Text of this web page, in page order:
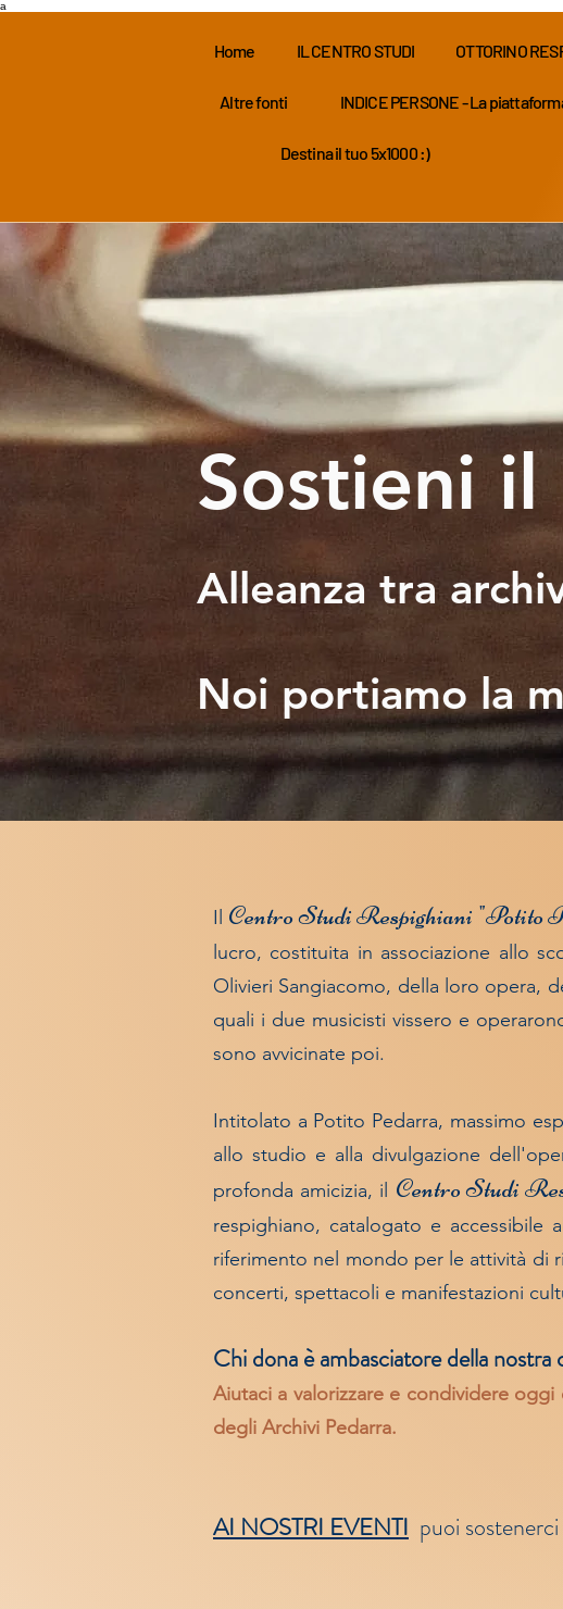
a
Home IL CENTRO STUDI OTTORINO
Altre fonti INDICE PERSONE - La
Destina il tuo 5x1000 :)
Sostieni
Alleanza tra
Noi portiamo la
Il Centro Studi Respighiani "Potito
lucro, costituita in associazione allo
Olivieri Sangiacomo, della loro opera,
quali i due musicisti vissero e
sono avvicinate poi.
Intitolato a Potito Pedarra, massimo
allo studio e alla divulgazione
profonda amicizia, il Centro Studi
respighiano, catalogato e
riferimento nel mondo per le attività di
concerti, spettacoli e manifestazioni
Chi dona è ambasciatore della nostra
Aiutaci a valorizzare e condividere
degli Archivi Pedarra.
AI NOSTRI EVENTI puoi